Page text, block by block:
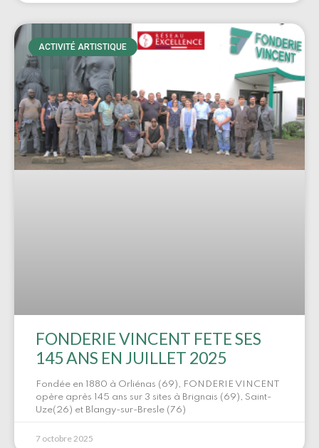
ACTIVITÉ ARTISTIQUE
FONDERIE VINCENT FETE SES
145 ANS EN JUILLET 2025
Fondée en 1880 à Orliénas (69), FONDERIE VINCENT
opère après 145 ans sur 3 sites à Brignais (69), Saint-
Uze(26) et Blangy-sur-Bresle (76)
7 octobre 2025